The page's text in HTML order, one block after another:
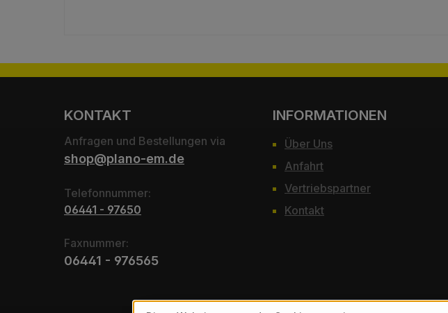
KONTAKT
Anfragen und Bestellungen via
shop@plano-em.de
Telefonnummer:
06441 - 97650
Faxnummer:
06441 - 976565
INFORMATIONEN
Über Uns
Anfahrt
Vertriebspartner
Kontakt